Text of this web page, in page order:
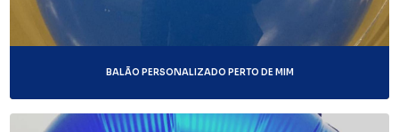
BALÃO PERSONALIZADO PERTO DE MIM